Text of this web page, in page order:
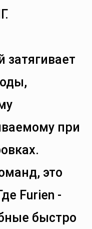
затягивает
при
это
Furien -
быстро